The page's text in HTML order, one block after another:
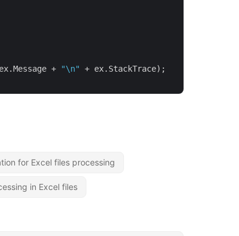
+ "\n"
+ ex.StackTrace);
for Excel files processing
in Excel files